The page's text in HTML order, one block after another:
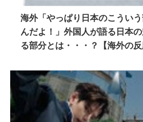
海外「やっぱり日本のこうい
んだよ！」外国人が語る日本
る部分とは・・・？【海外の反